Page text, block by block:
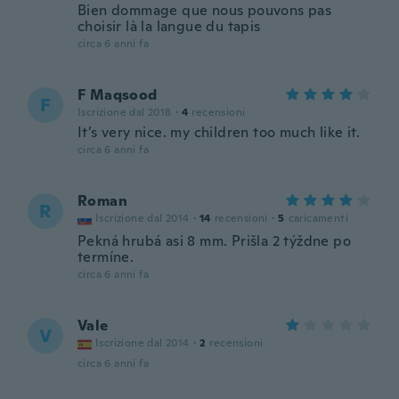
Bien dommage que nous pouvons pas
choisir là la langue du tapis
circa 6 anni fa
F F Maqsood
Iscrizione dal 2018 · 4 recensioni
It’s very nice. my children too much like it.
circa 6 anni fa
R Roman
Iscrizione dal 2014 · 14 recensioni · 5 caricamenti
Pekná hrubá asi 8 mm. Prišla 2 týždne po
termíne.
circa 6 anni fa
V Vale
Iscrizione dal 2014 · 2 recensioni
circa 6 anni fa